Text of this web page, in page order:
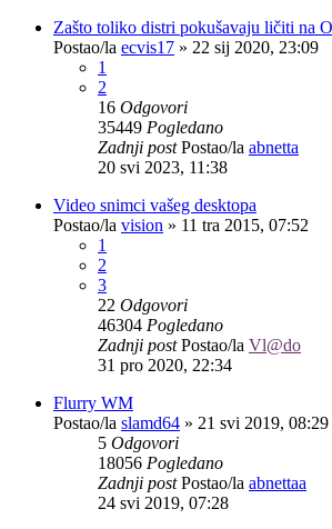
Zašto toliko distri pokušavaju ličiti na
Postao/la ecvis17 » 22 sij 2020, 23:09
1
2
16 Odgovori
35449 Pogledano
Zadnji postPostao/la abnetta
20 svi 2023, 11:38
Video snimci vašeg desktopa
Postao/la vision » 11 tra 2015, 07:52
1
2
3
22 Odgovori
46304 Pogledano
Zadnji postPostao/la Vl@do
31 pro 2020, 22:34
Flurry WM
Postao/la slamd64 » 21 svi 2019, 08:29
5 Odgovori
18056 Pogledano
Zadnji postPostao/la abnettaa
24 svi 2019, 07:28